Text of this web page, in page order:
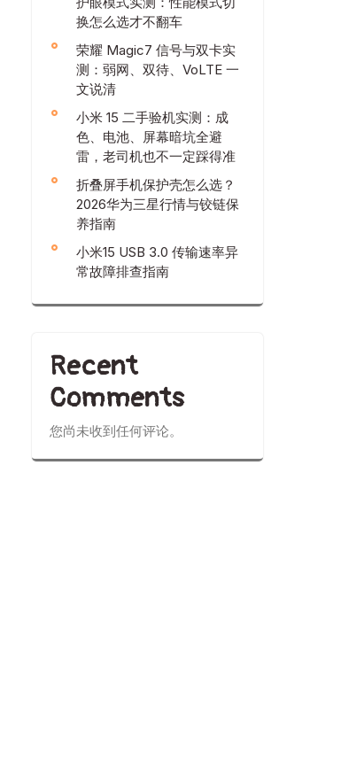
换怎么选才不翻车
荣耀 Magic7 信号与双卡实
测：弱网、双待、VoLTE 一
文说清
小米 15 二手验机实测：成
色、电池、屏幕暗坑全避
雷，老司机也不一定踩得准
折叠屏手机保护壳怎么选？
2026华为三星行情与铰链保
养指南
小米15 USB 3.0 传输速率异
常故障排查指南
Recent
Comments
您尚未收到任何评论。